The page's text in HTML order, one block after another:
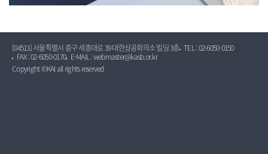
[04513] 서울특별시 중구 세종대로 39 대한상공회의소 빌딩 3층 TEL : 02-6050-0150
FAX : 02-6050-0170
E-MAIL : webmaster@kasb.or.kr
Copyright ©KAI all rights reserved